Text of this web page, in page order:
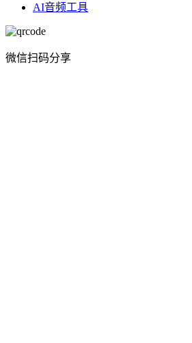
AI音频工具
微信扫码分享